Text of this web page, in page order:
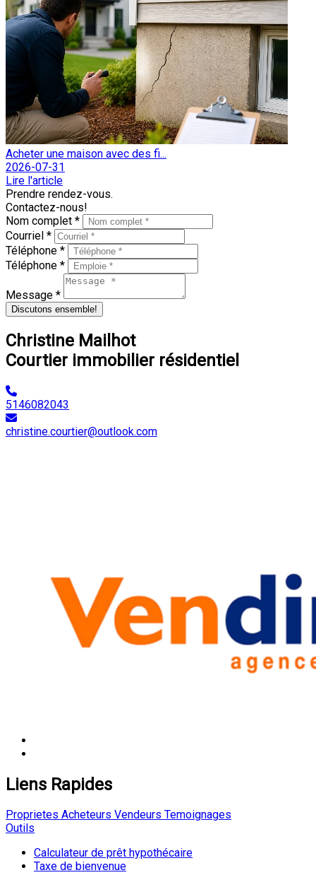
Acheter une maison avec des fi...
2026-07-31
Lire l'article
Prendre rendez-vous.
Contactez-nous!
Nom complet *
Courriel *
Téléphone *
Téléphone *
Message *
Discutons ensemble!
Christine Mailhot
Courtier immobilier résidentiel
5146082043
christine.courtier@outlook.com
Liens Rapides
Proprietes Acheteurs Vendeurs Temoignages
Outils
Calculateur de prêt hypothécaire
Taxe de bienvenue